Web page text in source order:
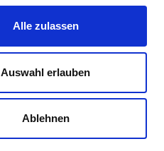
Alle zulassen
Auswahl erlauben
Ablehnen